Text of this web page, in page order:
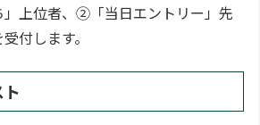
上位者、②「当日エントリー」先
付します。